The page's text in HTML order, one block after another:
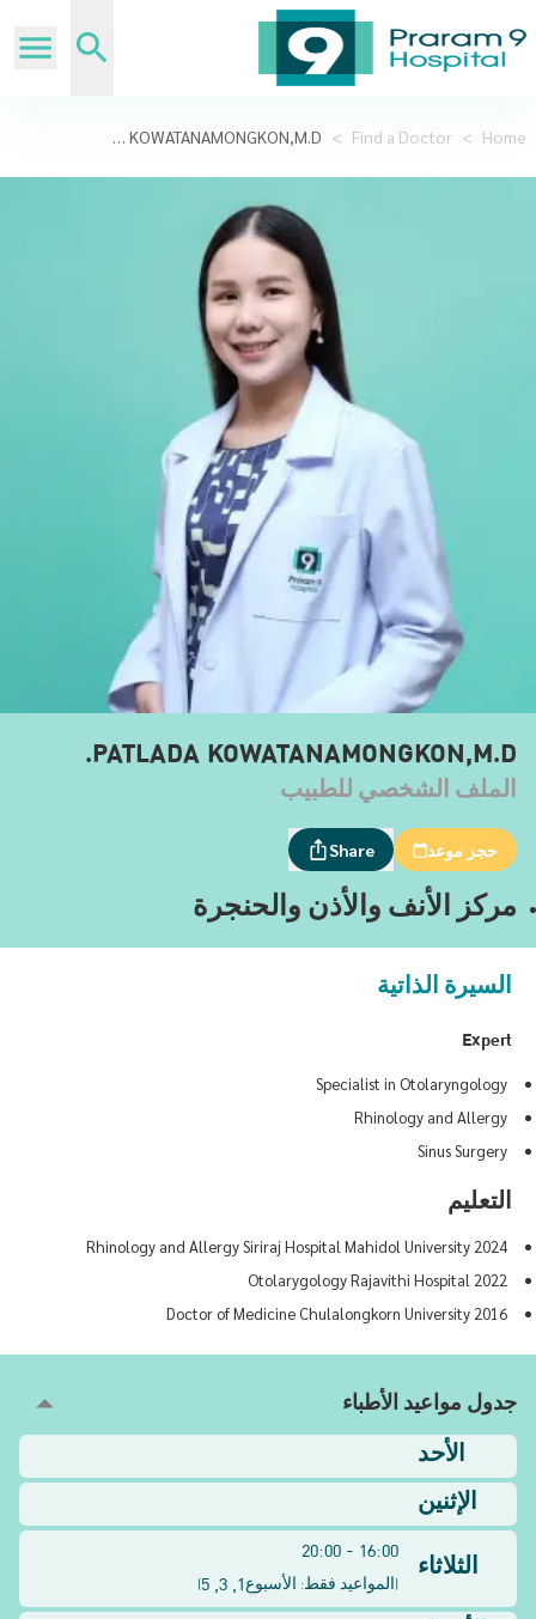
Home
>
Find a Doctor
>
PATLADA KOWATANAMONGKON,M.D.
PATLADA KOWATANAMONGKON,M.D.
الملف الشخصي للطبيب
حجز موعد Share
مركز الأنف والأذن والحنجرة
السيرة الذاتية
Expert
Specialist in Otolaryngology
Rhinology and Allergy
Sinus Surgery
التعليم
2024 Rhinology and Allergy Siriraj Hospital Mahidol University
2022 Otolarygology Rajavithi Hospital
2016 Doctor of Medicine Chulalongkorn University
جدول مواعيد الأطباء
الأحد
الإثنين
الثلاثاء
16:00 - 20:00
(المواعيد فقط: الأسبوع1, 3, 5
)